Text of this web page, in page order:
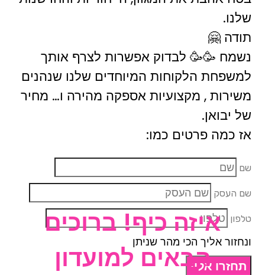
שלנו.
תודה 🤗
נשמח 🥳🥳 לבדוק אפשרות לצרף אותך
למשפחת הלקוחות המיוחדים שלנו שנהנים
משירות , מקצועיות אספקה מהירה ו… מחיר
של יבואן.
אז כמה פרטים כמו:
שם
שם העסק
טלפון
ונחזור אליך הכי מהר שניתן
תחזרו אליי
איזה כיף! ברוכים
הבאים למועדון